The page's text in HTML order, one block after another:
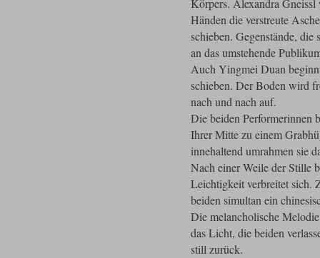
Körpers. Alexandra
Händen die verstreute
schieben. Gegenstände,
an das umstehende
Auch Yingmei Duan
schieben. Der Boden wird
nach und nach auf.
Die beiden Performerinnen
Ihrer Mitte zu einem
innehaltend umrahmen sie
Nach einer Weile der Stille
Leichtigkeit verbreitet sich.
beiden simultan ein
Die melancholische
das Licht, die beiden
still zurück.